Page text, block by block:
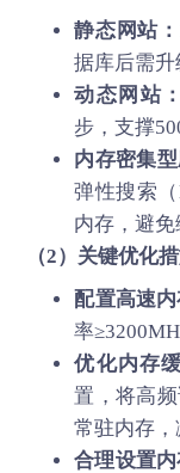
静态网站：
据库后需升
动态网站：
步，支撑
内存密集型
弹性搜索
内存，避免
（2）关键优化
配置高速内
率
优化内存
置，将高
常驻内存，
合理设置内